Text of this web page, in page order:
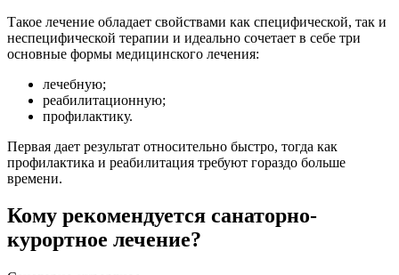
Такое лечение обладает свойствами как специфической, так и
неспецифической терапии и идеально сочетает в себе три
основные формы медицинского лечения:
лечебную;
реабилитационную;
профилактику.
Первая дает результат относительно быстро, тогда как
профилактика и реабилитация требуют гораздо больше
времени.
Кому рекомендуется санаторно-
курортное лечение?